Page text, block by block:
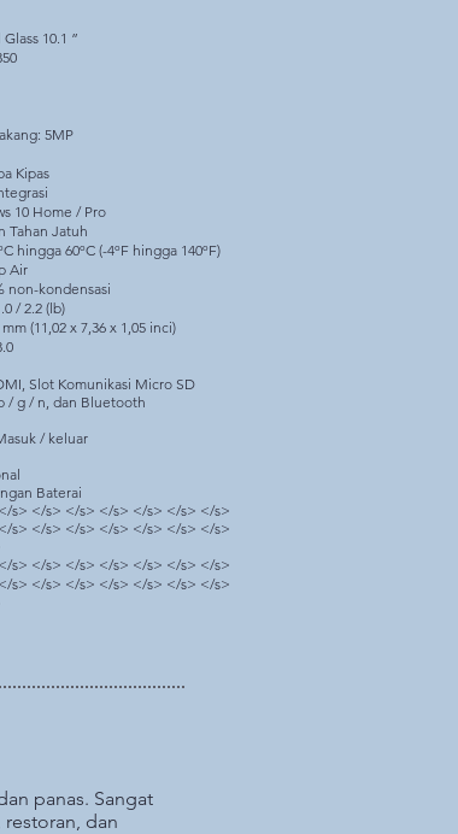
10.1 ”
5MP
Kipas
10 Home / Pro
Tahan Jatuh
hingga 60ºC (-4ºF hingga 140ºF)
Air
non-kondensasi
/ 2.2 (lb)
(11,02 x 7,36 x 1,05 inci)
Slot Komunikasi Micro SD
/ g / n, dan Bluetooth
/ keluar
Baterai
s> </s> </s> </s> </s> </s> </s>
s> </s> </s> </s> </s> </s> </s>
s> </s> </s> </s> </s> </s> </s>
s> </s> </s> </s> </s> </s> </s>
panas. Sangat
dan